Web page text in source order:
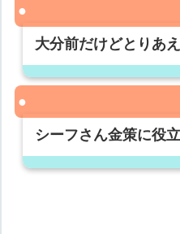
大分前だけどとりあ
シーフさん金策に役